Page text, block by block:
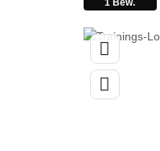
1 Bew.